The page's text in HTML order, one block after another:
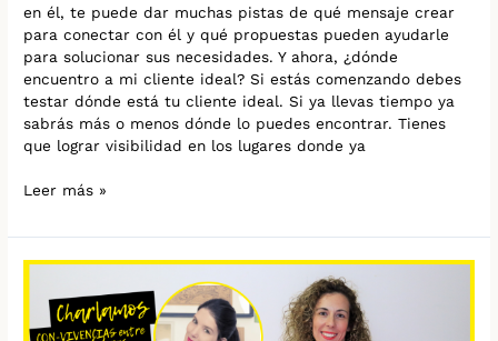
en él, te puede dar muchas pistas de qué mensaje crear
para conectar con él y qué propuestas pueden ayudarle
para solucionar sus necesidades. Y ahora, ¿dónde
encuentro a mi cliente ideal? Si estás comenzando debes
testar dónde está tu cliente ideal. Si ya llevas tiempo ya
sabrás más o menos dónde lo puedes encontrar. Tienes
que lograr visibilidad en los lugares donde ya
Leer más »
Cómo
una
Comunidad.